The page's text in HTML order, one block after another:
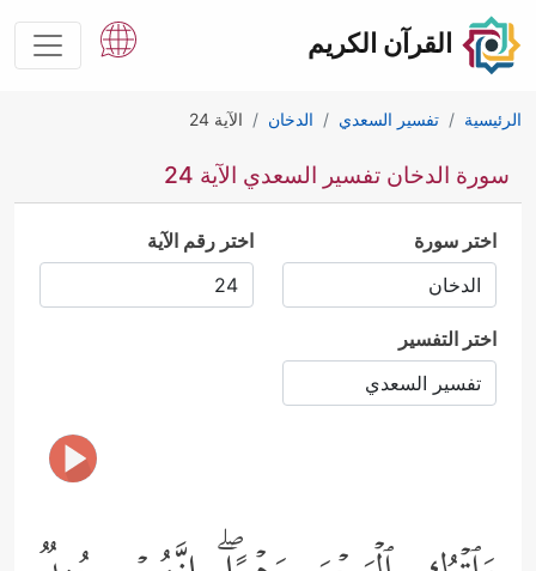
القرآن الكريم
الرئيسية تفسير السعدي الدخان الآية 24
سورة الدخان تفسير السعدي الآية 24
اختر سورة اختر رقم الآية
اختر التفسير